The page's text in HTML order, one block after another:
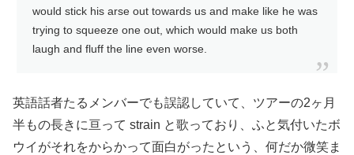
would stick his arse out towards us and make like he was
trying to squeeze one out, which would make us both
laugh and fluff the line even worse.
英語話者たるメンバーでも誤認していて、ツアーの2ヶ月
半もの長きに亘って strain と歌っており、ふと気付いたボ
ウイがそれをからかって面白がったという、何だか微笑ま